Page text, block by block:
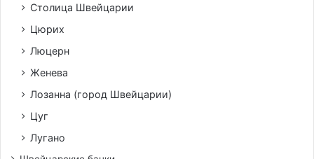
Столица Швейцарии
Цюрих
Люцерн
Женева
Лозанна (город Швейцарии)
Цуг
Лугано